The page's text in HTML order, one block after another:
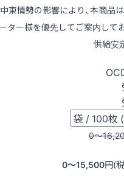
東情勢の影響により、本商品
ター様を優先してご案内して
供給安
0〜
0〜15,500円(